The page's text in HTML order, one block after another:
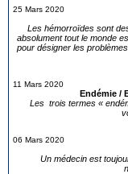
25 Mars 2020
Les hémorroïdes sont
absolument tout le monde
pour désigner les
11 Mars 2020
Endémie /
Les trois termes «
06 Mars 2020
Un médecin est